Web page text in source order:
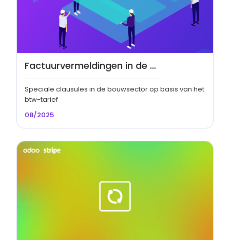
Factuurvermeldingen in de bouwsector
Speciale clausules in de bouwsector op basis van het
btw-tarief
08/2025